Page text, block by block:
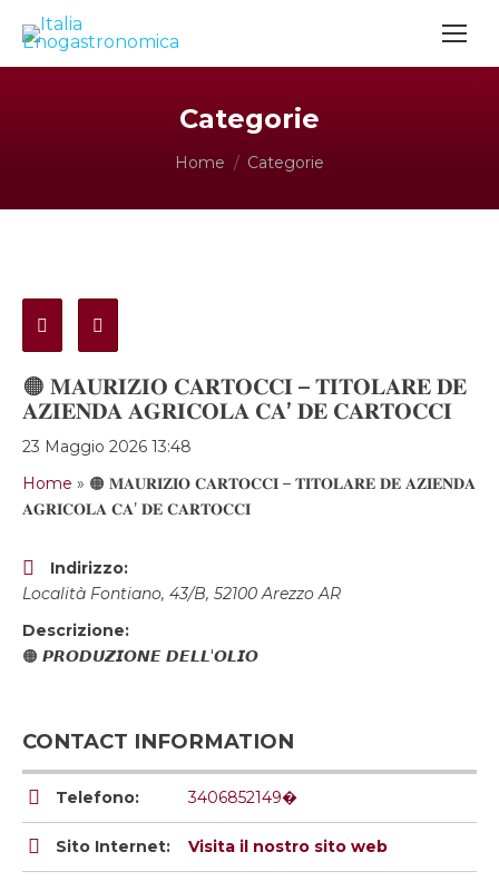
Categorie
Tu sei qui:
Home Categorie
🟠 𝐌𝐀𝐔𝐑𝐈𝐙𝐈𝐎 𝐂𝐀𝐑𝐓𝐎𝐂𝐂𝐈 – 𝐓𝐈𝐓𝐎𝐋𝐀𝐑𝐄 𝐃𝐄
𝐀𝐙𝐈𝐄𝐍𝐃𝐀 𝐀𝐆𝐑𝐈𝐂𝐎𝐋𝐀 𝐂𝐀’ 𝐃𝐄 𝐂𝐀𝐑𝐓𝐎𝐂𝐂𝐈
23 Maggio 2026 13:48
Home » 🟠 𝐌𝐀𝐔𝐑𝐈𝐙𝐈𝐎 𝐂𝐀𝐑𝐓𝐎𝐂𝐂𝐈 – 𝐓𝐈𝐓𝐎𝐋𝐀𝐑𝐄 𝐃𝐄 𝐀𝐙𝐈𝐄𝐍𝐃𝐀
𝐀𝐆𝐑𝐈𝐂𝐎𝐋𝐀 𝐂𝐀’ 𝐃𝐄 𝐂𝐀𝐑𝐓𝐎𝐂𝐂𝐈
Indirizzo:
Località Fontiano, 43/B, 52100 Arezzo AR
Descrizione:
🟠 𝙋𝙍𝙊𝘿𝙐𝙕𝙄𝙊𝙉𝙀 𝘿𝙀𝙇𝙇'𝙊𝙇𝙄𝙊
CONTACT INFORMATION
Telefono: 3406852149�
Sito Internet: Visita il nostro sito web